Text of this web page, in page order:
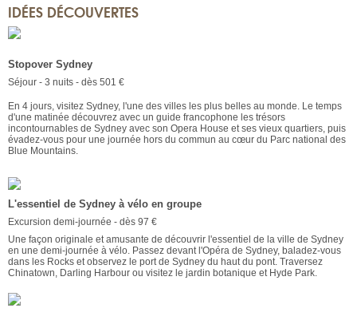
IDÉES DÉCOUVERTES
Stopover Sydney
Séjour - 3 nuits - dès 501 €
En 4 jours, visitez Sydney, l'une des villes les plus belles au monde. Le temps
d'une matinée découvrez avec un guide francophone les trésors
incontournables de Sydney avec son Opera House et ses vieux quartiers, puis
évadez-vous pour une journée hors du commun au cœur du Parc national des
Blue Mountains.
L'essentiel de Sydney à vélo en groupe
Excursion demi-journée - dès 97 €
Une façon originale et amusante de découvrir l'essentiel de la ville de Sydney
en une demi-journée à vélo. Passez devant l'Opéra de Sydney, baladez-vous
dans les Rocks et observez le port de Sydney du haut du pont. Traversez
Chinatown, Darling Harbour ou visitez le jardin botanique et Hyde Park.